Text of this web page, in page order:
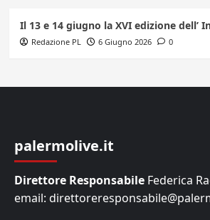
Il 13 e 14 giugno la XVI edizione dell’
Redazione PL 6 Giugno 2026 0
palermolive.it
Direttore Responsabile Federica
email: